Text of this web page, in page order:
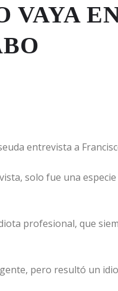
VAYA
entrevista a
solo fue una
profesional, que
pero resultó un